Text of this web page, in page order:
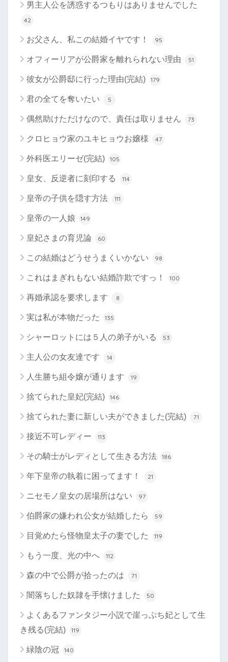
男主人公を誘惑するつもりはありませんでした
42
お父さん、私この結婚イヤです！ 95
オフィーリアが公爵家を離れられない理由 51
彼女が公爵邸に行った理由(完結) 179
君の全てを奪いたい 5
偶然助けただけなので、責任は取りません 73
クロヒョウ家のユキヒョウお嬢様 47
外科医エリーゼ(完結) 105
皇女、反逆者に刻印する 114
皇帝の子供を隠す方法 111
皇帝の一人娘 149
皇妃さまの育児論 60
この結婚はどうせうまくいかない 98
これはまぎれもない結婚詐欺ですっ！ 100
再婚承認を要求します 8
実は私が本物だった 135
シャーロットには５人の弟子がいる 53
主人公の女友達です 14
人生勝ち組令嬢が通ります 19
捨てられた皇妃(完結) 146
捨てられた妻に新しい夫ができました(完結) 71
接近不可レディー 113
その騎士がレディとして生きる方法 186
年下皇帝の執着に困ってます！ 21
ニセモノ皇女の居場所はない 97
伯爵家の嫌われ公女が結婚したら 59
目覚めたら怪物皇太子の妻でした 119
もう一度、光の中へ 112
森の中で公爵が拾ったのは 71
闇落ちした奴隷を手懐けました 50
よくあるファンタジー小説で崖っぷち妃として生
き残る(完結)
119
緑陰の冠 140